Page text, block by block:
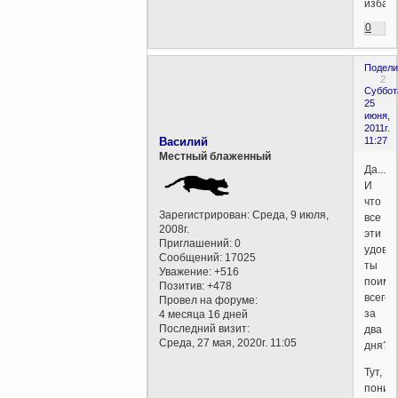
0
2
25
июня,
2011г.
11:27
Василий
Местный блаженный
Зарегистрирован: Среда, 9 июля,
2008г.
Приглашений: 0
Сообщений: 17025
Уважение: +516
Позитив: +478
Провел на форуме:
4 месяца 16 дней
Последний визит:
Среда, 27 мая, 2020г. 11:05
Да...
И
что
все
эти
ты
всего
за
два
дня?..
Тут,